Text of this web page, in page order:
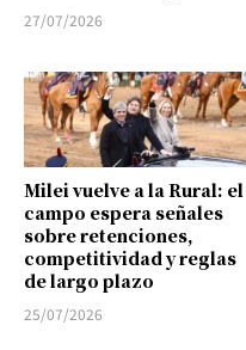
27/07/2026
Milei vuelve a la Rural: el
campo espera señales
sobre retenciones,
competitividad y reglas
de largo plazo
25/07/2026